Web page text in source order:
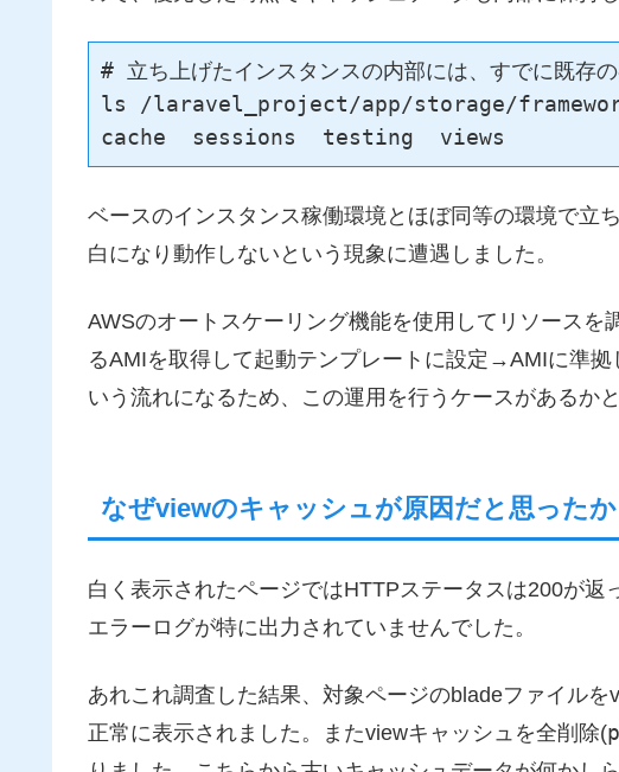
# 立ち上げたインスタンスの内部には、すでに既存
ls /laravel_project/app/storage/
cache  sessions  testing  views
ベースのインスタンス稼働環境とほぼ同等の環境で立
白になり動作しないという現象に遭遇しました。
AWSのオートスケーリング機能を使用してリソースを
るAMIを取得して起動テンプレートに設定→AMIに準
いう流れになるため、この運用を行うケースがあるかと
なぜviewのキャッシュが原因だと思ったか
白く表示されたページではHTTPステータスは200が
エラーログが特に出力されていませんでした。
あれこれ調査した結果、対象ページのbladeファイル
正常に表示されました。またviewキャッシュを全削除(